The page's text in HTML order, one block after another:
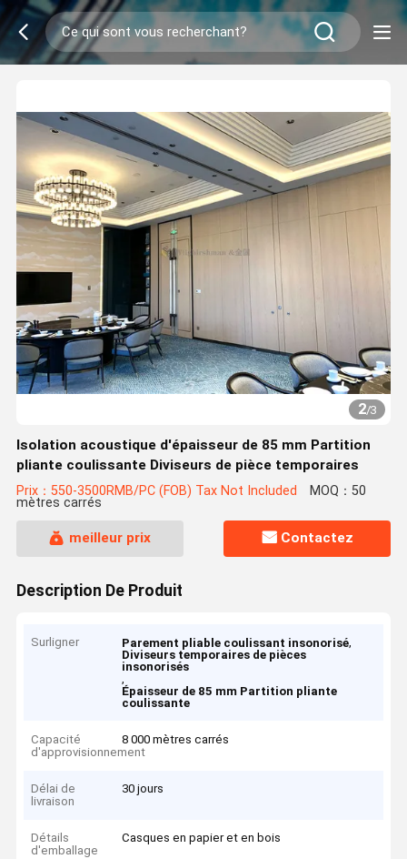
2/3
Isolation acoustique d'épaisseur de 85 mm Partition
pliante coulissante Diviseurs de pièce temporaires
Prix：550-3500RMB/PC (FOB) Tax Not Included MOQ：50
mètres carrés
meilleur prix Contactez
Description De Produit
Surligner Parement pliable coulissant insonorisé,
Diviseurs temporaires de pièces
insonorisés
,
Épaisseur de 85 mm Partition pliante
coulissante
Capacité
d'approvisionnement
8 000 mètres carrés
Délai de
livraison
30 jours
Détails
d'emballage
Casques en papier et en bois